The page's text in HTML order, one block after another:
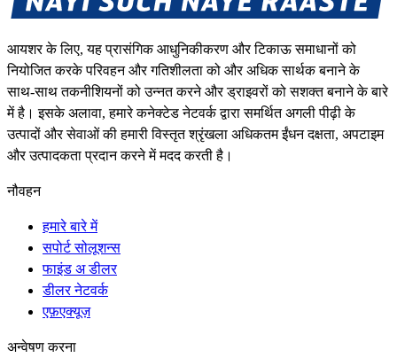
आयशर के लिए, यह प्रासंगिक आधुनिकीकरण और टिकाऊ समाधानों को
नियोजित करके परिवहन और गतिशीलता को और अधिक सार्थक बनाने के
साथ-साथ तकनीशियनों को उन्नत करने और ड्राइवरों को सशक्त बनाने के बारे
में है। इसके अलावा, हमारे कनेक्टेड नेटवर्क द्वारा समर्थित अगली पीढ़ी के
उत्पादों और सेवाओं की हमारी विस्तृत श्रृंखला अधिकतम ईंधन दक्षता, अपटाइम
और उत्पादकता प्रदान करने में मदद करती है।
नौवहन
हमारे बारे में
सपोर्ट सोलूशन्स
फाइंड अ डीलर
डीलर नेटवर्क
एफ़एक्यूज़
अन्वेषण करना